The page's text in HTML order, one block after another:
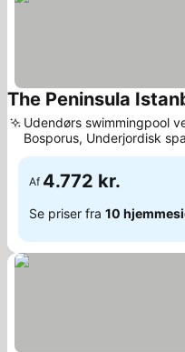
The Peninsula
Udendørs swimmingpool
Bosporus, Underjordisk
marmor-hamam
Af 4.772 kr.
Se priser fra 10